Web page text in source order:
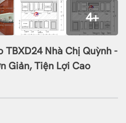
4+
TBXD24 Nhà Chị Quỳnh -
Giản, Tiện Lợi Cao